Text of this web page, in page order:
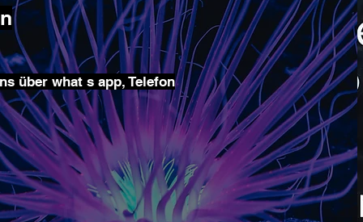
über what s app, Telefon